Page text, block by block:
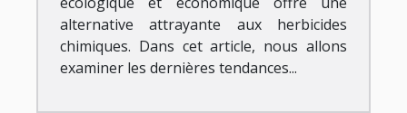
alternative attrayante aux herbicides
chimiques. Dans cet article, nous allons
examiner les dernières tendances...